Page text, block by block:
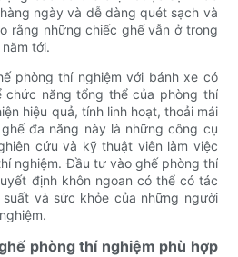
ngày và dễ dàng quét sạch và
rằng những chiếc ghế vẫn ở trong
tới.
phòng thí nghiệm với bánh xe có
năng tổng thể của phòng thí
hiệu quả, tính linh hoạt, thoải mái
đa năng này là những công cụ
cứu và kỹ thuật viên làm việc
nghiệm. Đầu tư vào ghế phòng thí
định khôn ngoan có thể có tác
và sức khỏe của những người
phòng thí nghiệm phù hợp